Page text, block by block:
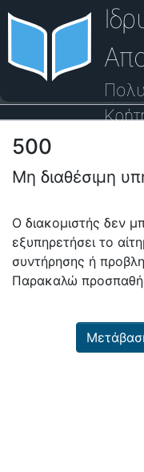
Οδηγός Βοήθειας
500
Μη διαθέσιμη
Ο διακομιστής δεν
εξυπηρετήσει το
συντήρησης ή
Παρακαλώ